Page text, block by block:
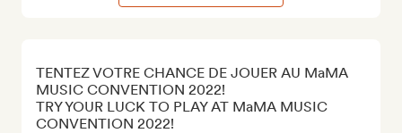
TENTEZ VOTRE CHANCE DE JOUER AU MaMA
MUSIC CONVENTION 2022!
TRY YOUR LUCK TO PLAY AT MaMA MUSIC
CONVENTION 2022!